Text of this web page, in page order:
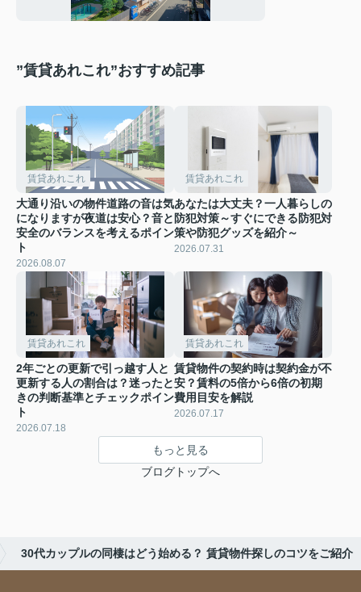
”賃貸あれこれ”おすすめ記事
賃貸あれこれ
大通り沿いの物件道路の音は気
になりますが夜道は安心？音と
安全のバランスを考えるポイン
ト
2026.08.07
賃貸あれこれ
あなたは大丈夫？一人暮らしの
防犯対策～すぐにできる防犯対
策や防犯グッズを紹介～
2026.07.31
賃貸あれこれ
2年ごとの更新で引っ越す人と
更新する人の割合は？迷ったと
きの判断基準とチェックポイン
ト
2026.07.18
賃貸あれこれ
賃貸物件の契約時は契約金が不
安？賃料の5倍から6倍の初期
費用目安を解説
2026.07.17
もっと見る
ブログトップへ
30代カップルの同棲はどう始める？ 賃貸物件探しのコツをご紹介